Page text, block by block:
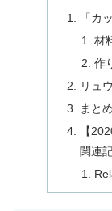
「カ
材
作
リュ
まとめ
【
関連